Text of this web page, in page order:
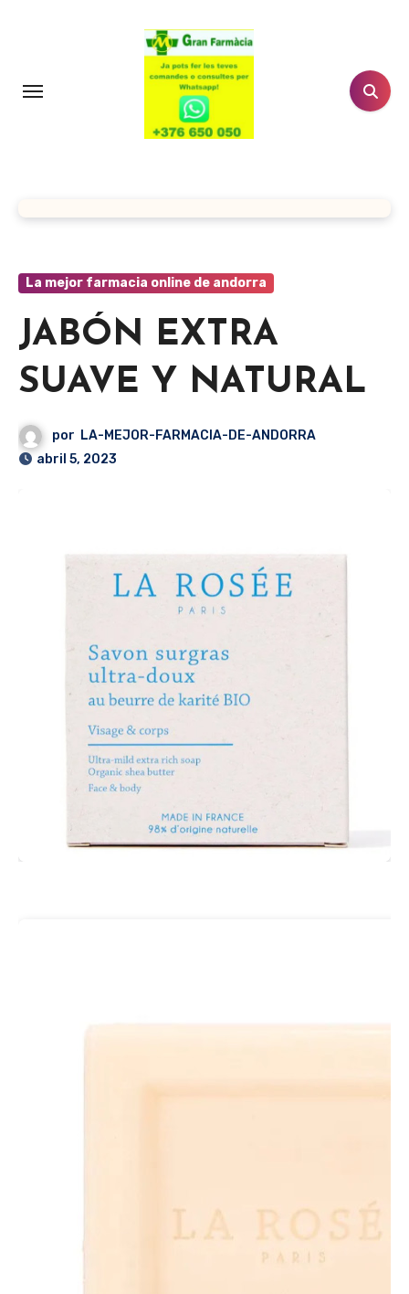
La mejor farmacia online de andorra
JABÓN EXTRA
SUAVE Y NATURAL
por LA-MEJOR-FARMACIA-DE-ANDORRA
abril 5, 2023